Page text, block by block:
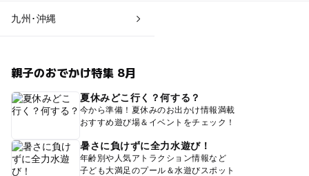
九州･沖縄
親子のおでかけ特集 8月
夏休みどこ行く？何する？
今から準備！夏休みのお出かけ情報満載
おすすめ遊び場＆イベントをチェック！
暑さに負けずに全力水遊び！
年齢別や人気アトラクション情報など
子ども大満足のプール＆水遊びスポット